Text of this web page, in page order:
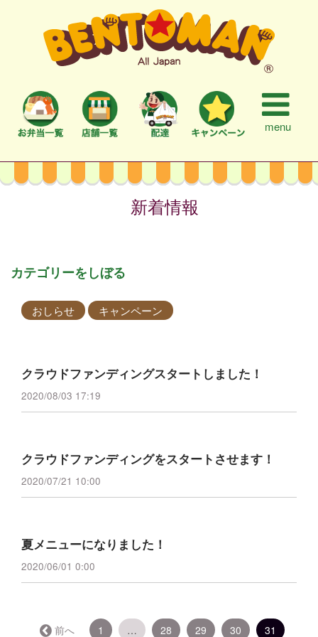
menu
新着情報
カテゴリーをしぼる
おしらせ キャンペーン
クラウドファンディングスタートしました！
2020/08/03 17:19
クラウドファンディングをスタートさせます！
2020/07/21 10:00
夏メニューになりました！
2020/06/01 0:00
← 前へ 1 … 28 29 30 31 （こ